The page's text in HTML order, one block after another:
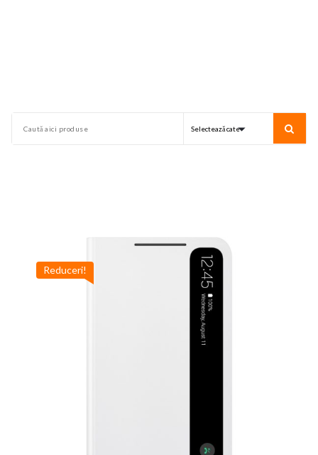
Reduceri!